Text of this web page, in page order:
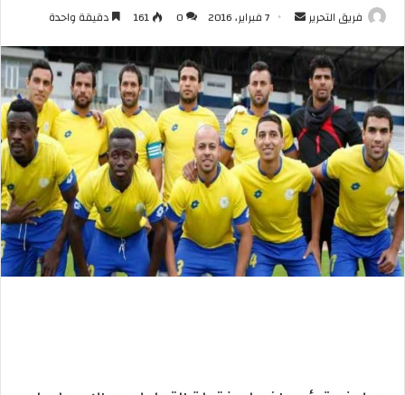
فريق التحرير
أرسل
إلكترونيا
7 فبراير، 2016 0
161 دقيقة واحدة